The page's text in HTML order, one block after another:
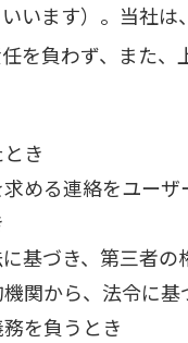
います）。当社
を負わず、また
き
める連絡をユー
基づき、第三者
関から、法令に
を負うとき